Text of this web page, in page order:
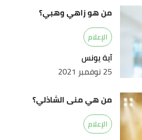
من هو زاهي وهبي؟
الإعلام
آية يونس
25 نوفمبر 2021
من هي منى الشاذلي؟
الإعلام